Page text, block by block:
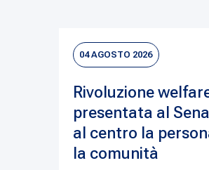
04 AGOSTO 2026
Rivoluzione
presentata al
al centro la
la comunità